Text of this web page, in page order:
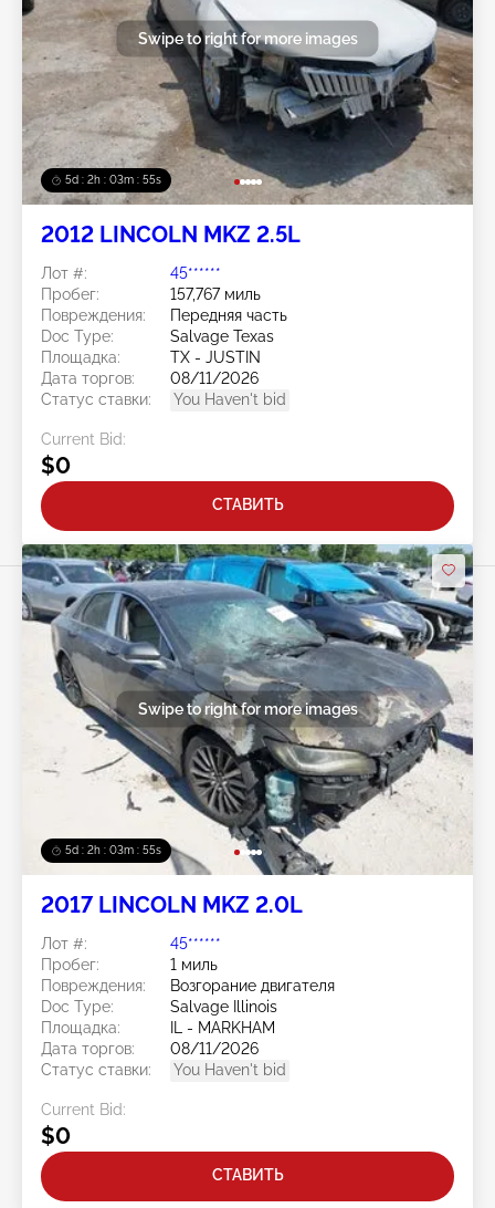
5d : 2h : 03m : 52s
Swipe to right for more images
2012 LINCOLN MKZ 2.5L
Лот #:
45******
Пробег:
157,767 миль
Повреждения:
Передняя часть
Doc Type:
Salvage Texas
Площадка:
TX - JUSTIN
Дата торгов:
08/11/2026
Статус ставки:
You Haven't bid
Current Bid:
$0
СТАВИТЬ
5d : 2h : 03m : 52s
Swipe to right for more images
2017 LINCOLN MKZ 2.0L
Лот #:
45******
Пробег:
1 миль
Повреждения:
Возгорание двигателя
Doc Type:
Salvage Illinois
Площадка:
IL - MARKHAM
Дата торгов:
08/11/2026
Статус ставки:
You Haven't bid
Current Bid:
$0
СТАВИТЬ